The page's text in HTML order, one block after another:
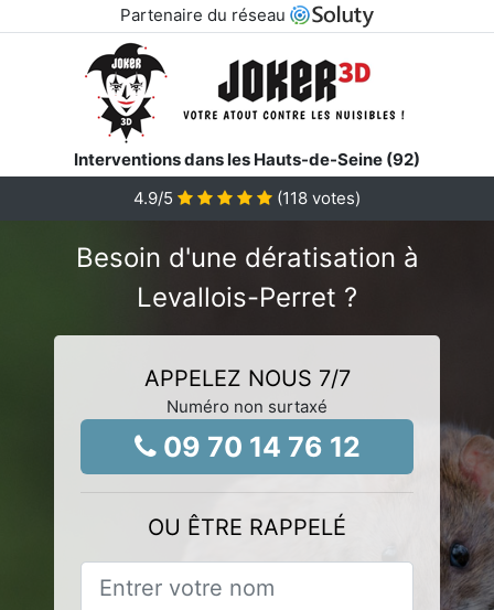
Partenaire du réseau
Interventions dans les Hauts-de-Seine (92)
4.9/5 (118 votes)
Besoin d'une dératisation à
Levallois-Perret ?
APPELEZ NOUS 7/7
Numéro non surtaxé
09 70 14 76 12
OU ÊTRE RAPPELÉ